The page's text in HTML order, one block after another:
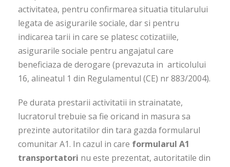
activitatea, pentru confirmarea situatia titularului
legata de asigurarile sociale, dar si pentru
indicarea tarii in care se platesc cotizatiile,
asigurarile sociale pentru angajatul care
beneficiaza de derogare (prevazuta in articolului
16, alineatul 1 din Regulamentul (CE) nr 883/2004).
Pe durata prestarii activitatii in strainatate,
lucratorul trebuie sa fie oricand in masura sa
prezinte autoritatilor din tara gazda formularul
comunitar A1. In cazul in care formularul A1
transportatori nu este prezentat, autoritatile din